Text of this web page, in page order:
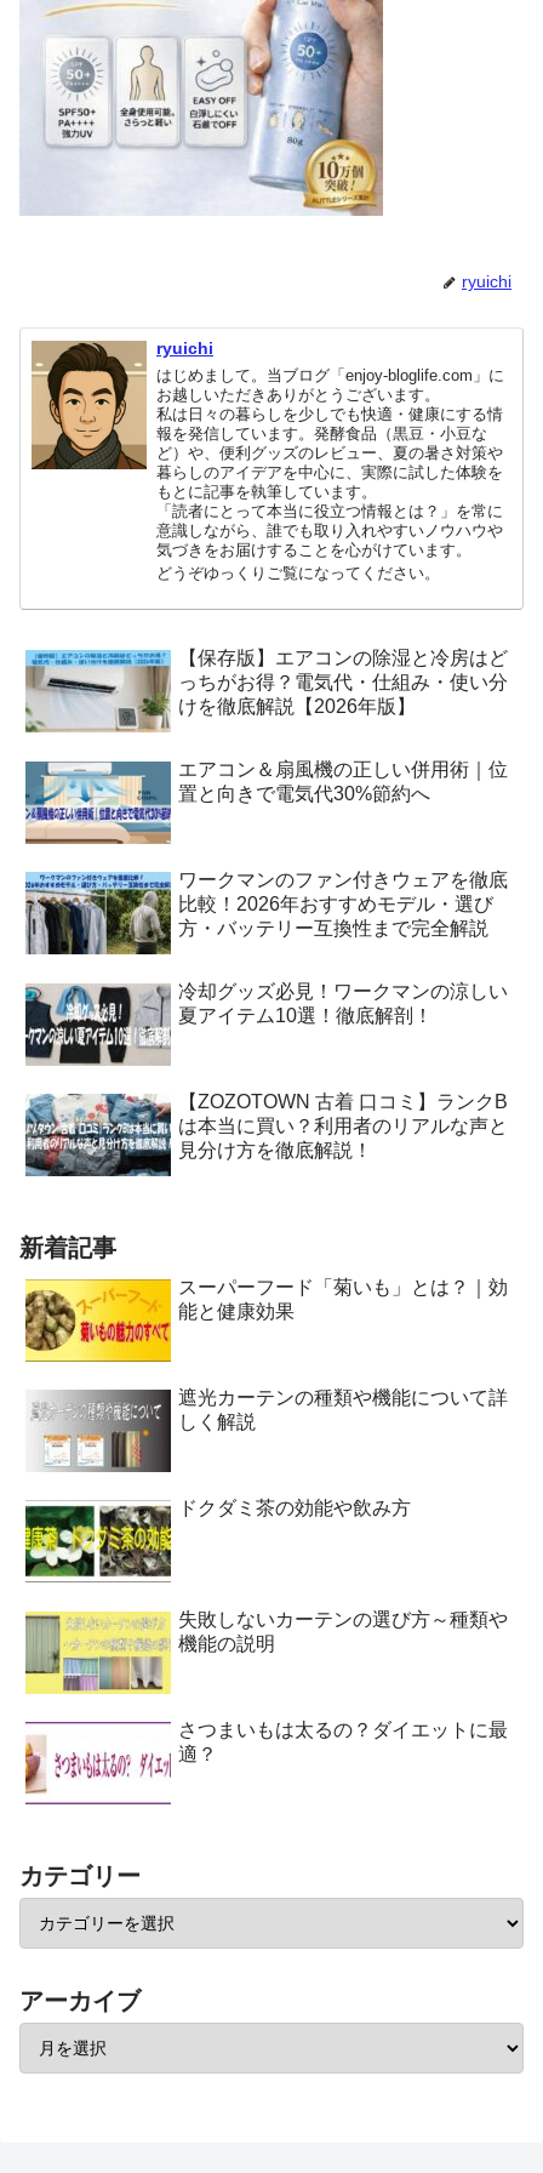
ryuichi
ryuichi
はじめまして。当ブログ「enjoy-bloglife.com」に
お越しいただきありがとうございます。
私は日々の暮らしを少しでも快適・健康にする情
報を発信しています。発酵食品（黒豆・小豆な
ど）や、便利グッズのレビュー、夏の暑さ対策や
暮らしのアイデアを中心に、実際に試した体験を
もとに記事を執筆しています。
「読者にとって本当に役立つ情報とは？」を常に
意識しながら、誰でも取り入れやすいノウハウや
気づきをお届けすることを心がけています。
どうぞゆっくりご覧になってください。
【保存版】エアコンの除湿と冷房はど
っちがお得？電気代・仕組み・使い分
けを徹底解説【2026年版】
エアコン＆扇風機の正しい併用術｜位
置と向きで電気代30%節約へ
ワークマンのファン付きウェアを徹底
比較！2026年おすすめモデル・選び
方・バッテリー互換性まで完全解説
冷却グッズ必見！ワークマンの涼しい
夏アイテム10選！徹底解剖！
【ZOZOTOWN 古着 口コミ】ランクB
は本当に買い？利用者のリアルな声と
見分け方を徹底解説！
新着記事
スーパーフード「菊いも」とは？｜効
能と健康効果
遮光カーテンの種類や機能について詳
しく解説
ドクダミ茶の効能や飲み方
失敗しないカーテンの選び方～種類や
機能の説明
さつまいもは太るの？ダイエットに最
適？
カテゴリー
アーカイブ